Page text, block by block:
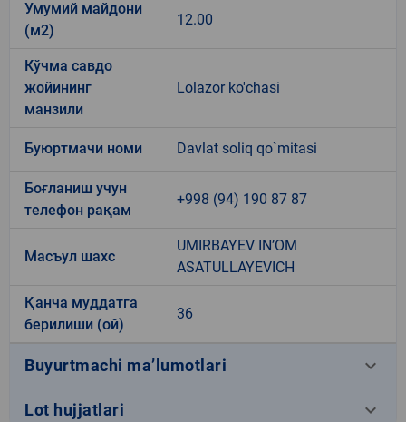
Умумий майдони
(м2)
12.00
Кўчма савдо
жойининг
манзили
Lolazor ko'chasi
Буюртмачи номи Davlat soliq qo`mitasi
Боғланиш учун
телефон рақам
+998 (94) 190 87 87
Масъул шахс
UMIRBAYEV IN’OM
ASATULLAYEVICH
Қанча муддатга
берилиши (ой)
36
Buyurtmachi ma’lumotlari keyboard_arrow_down
Lot hujjatlari keyboard_arrow_down